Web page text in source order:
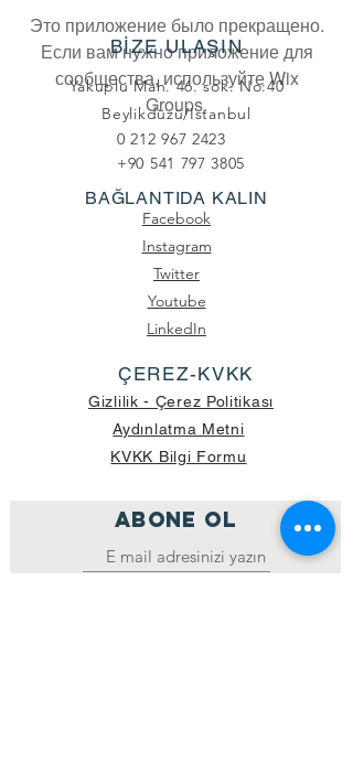
Это приложение было прекращено.
Если вам нужно приложение для
сообщества, используйте Wix
Groups.
BİZE ULAŞIN
Yakuplu Mah. 46. sok. No:40
Beylikdüzü/Istanbul
0 212 967 2423
+90 541 797 3805
BAĞLANTIDA KALIN
Facebook
Instagram
Twitter
Youtube
LinkedIn
ÇEREZ-KVKK
Gizlilik - Çerez Politikası
Aydınlatma Metni
KVKK Bilgi Formu
ABONE OL